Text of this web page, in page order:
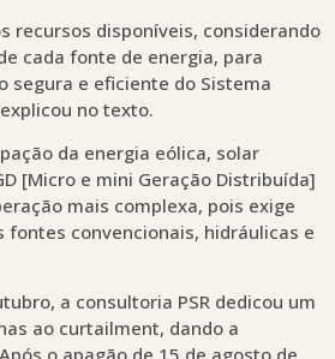
recursos disponíveis, considerando
cada fonte de energia, para
segura e eficiente do Sistema
no texto.
da energia eólica, solar
[Micro e mini Geração Distribuída]
mais complexa, pois exige
fontes convencionais, hidráulicas e
a consultoria PSR dedicou um
ao curtailment, dando a